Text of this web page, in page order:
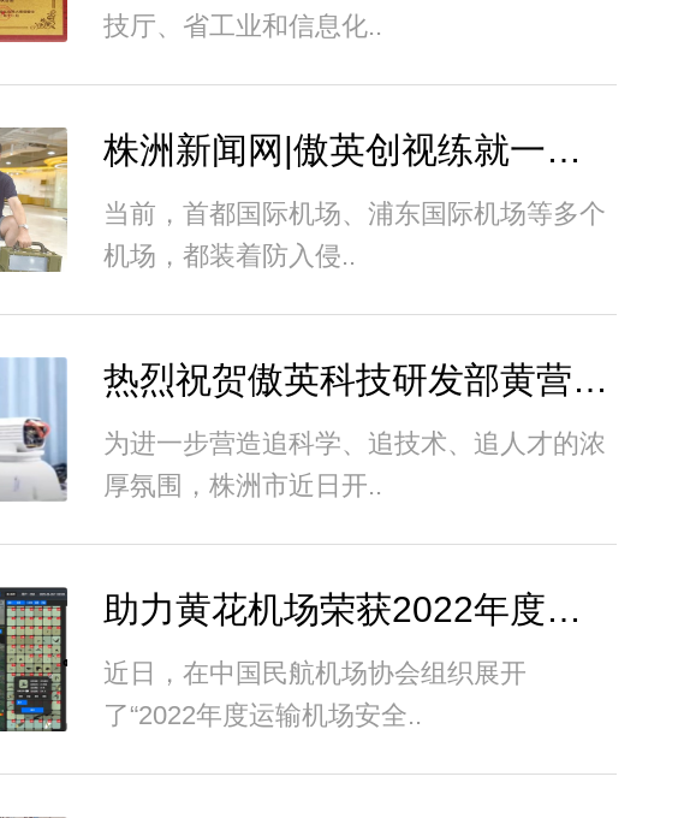
技厅、省工业和信息化..
株洲新闻网|傲英创视练就一双“火眼金睛” ，..
当前，首都国际机场、浦东国际机场等多个
机场，都装着防入侵..
热烈祝贺傲英科技研发部黄营磊被评为株洲市..
为进一步营造追科学、追技术、追人才的浓
厚氛围，株洲市近日开..
助力黄花机场荣获2022年度运输机场安全管理..
近日，在中国民航机场协会组织展开
了“2022年度运输机场安全..